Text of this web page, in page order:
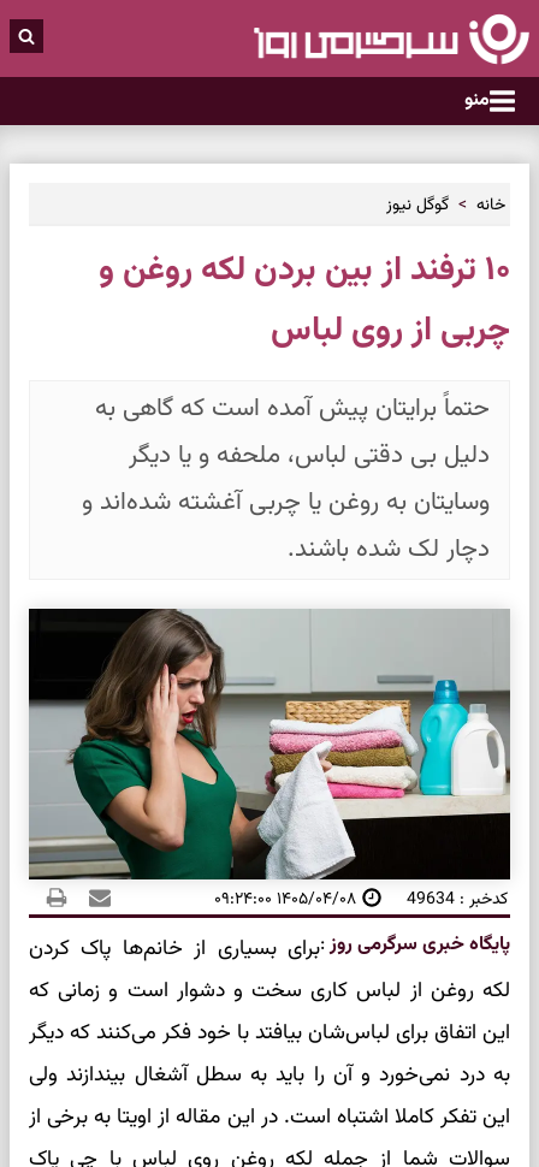
منو
خانه گوگل نیوز
۱۰ ترفند از بین بردن لکه روغن و
چربی از روی لباس
حتماً برایتان پیش آمده است که گاهی به
دلیل بی دقتی لباس، ملحفه و یا دیگر
وسایتان به روغن یا چربی آغشته شده‌اند و
دچار لک شده باشند.
کدخبر : 49634 ۱۴۰۵/۰۴/۰۸ ۰۹:۲۴:۰۰
پایگاه خبری سرگرمی روز:برای بسیاری از خانم‌ها پاک کردن
لکه روغن از لباس کاری سخت و دشوار است و زمانی که
این اتفاق برای لباس‌شان بیافتد با خود فکر می‌کنند که دیگر
به درد نمی‌خورد و آن را باید به سطل آشغال بیندازند ولی
این تفکر کاملا اشتباه است. در این مقاله از اویتا به برخی از
سوالات شما از جمله لکه روغن روی لباس با چی پاک